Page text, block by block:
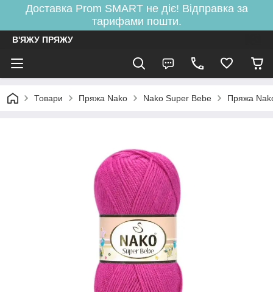
Доставка Prom SMART не діє! Відправка за
тарифами пошти.
В'ЯЖУ ПРЯЖУ
Товари Пряжа Nako Nako Super Bebe Пряжа